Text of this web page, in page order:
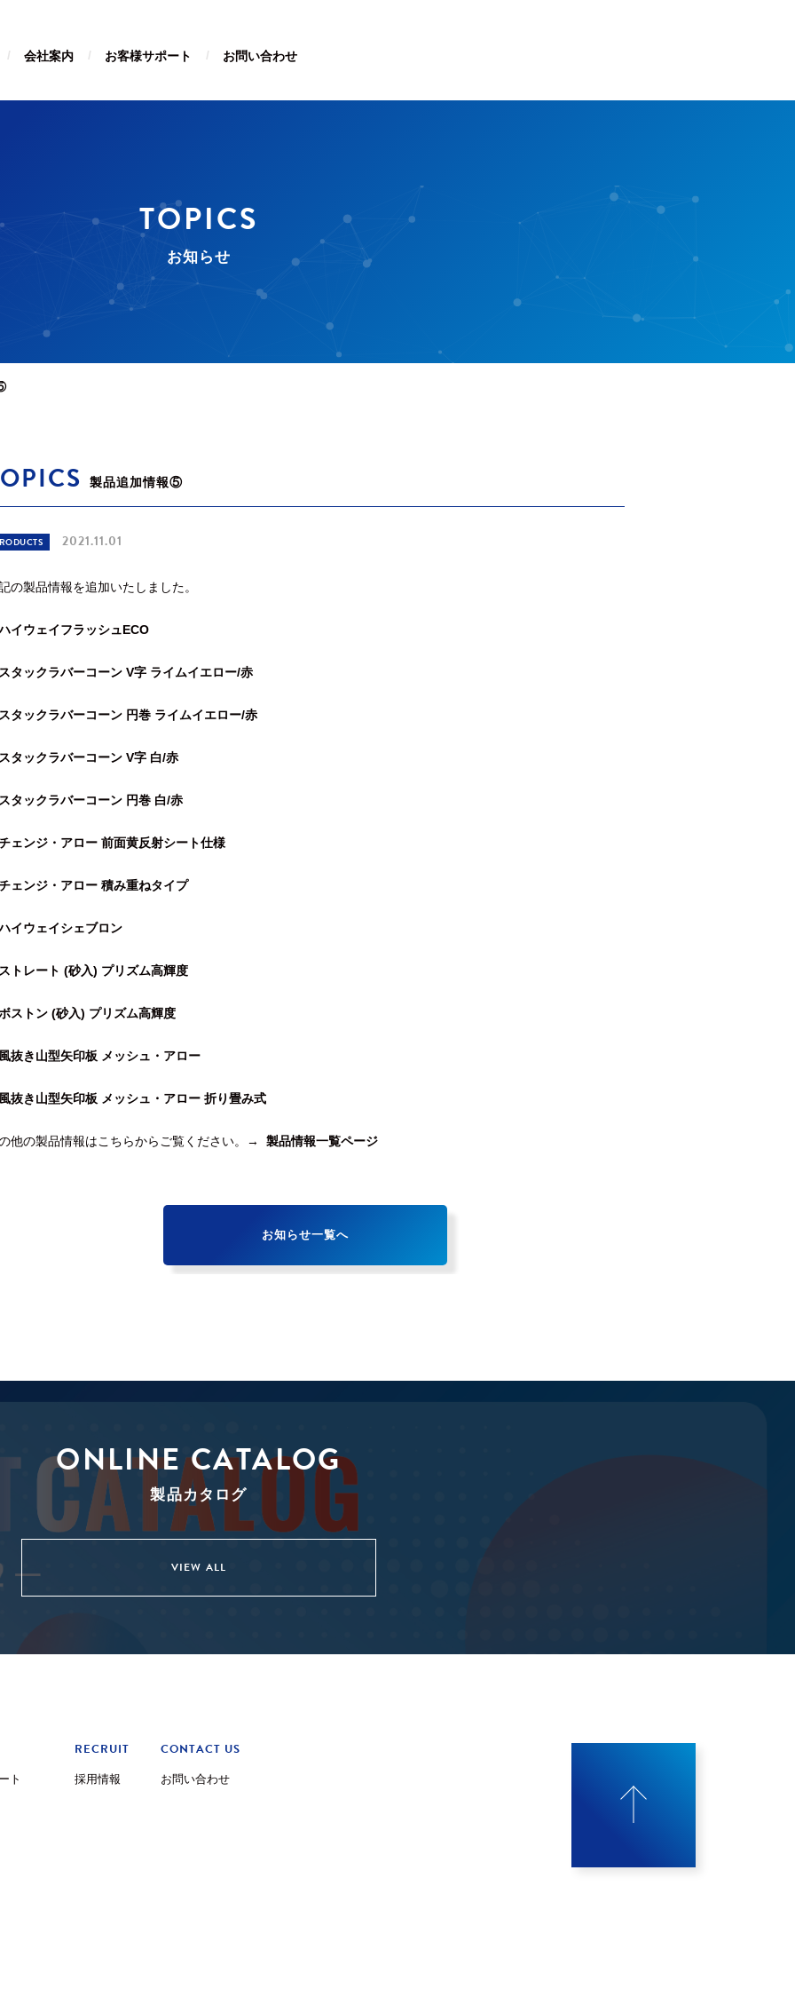
会社案内 お客様サポート お問い合わせ
TOPICS
お知らせ
製品追加情報⑤
2021.11.01
の製品情報を追加いたしました。
ハイウェイフラッシュECO
スタックラバーコーン V字 ライムイエロー/赤
スタックラバーコーン 円巻 ライムイエロー/赤
スタックラバーコーン V字 白/赤
スタックラバーコーン 円巻 白/赤
チェンジ・アロー 前面黄反射シート仕様
チェンジ・アロー 積み重ねタイプ
ハイウェイシェブロン
ストレート (砂入) プリズム高輝度
ボストン (砂入) プリズム高輝度
風抜き山型矢印板 メッシュ・アロー
風抜き山型矢印板 メッシュ・アロー 折り畳み式
他の製品情報はこちらからご覧ください。→ 製品情報一覧ページ
お知らせ一覧へ
ONLINE CATALOG
製品カタログ
VIEW ALL
ト
RECRUIT
採用情報
CONTACT US
お問い合わせ